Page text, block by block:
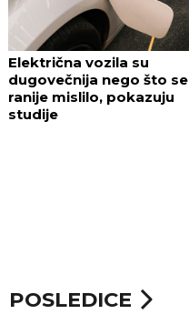
Električna vozila su
dugovečnija nego što se
ranije mislilo, pokazuju
studije
POSLEDICE